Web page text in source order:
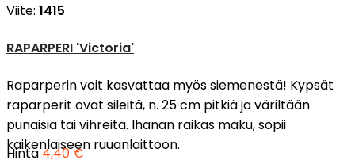
Viite: 1415
RAPARPERI 'Victoria'
Raparperin voit kasvattaa myös siemenestä! Kypsät
raparperit ovat sileitä, n. 25 cm pitkiä ja väriltään
punaisia tai vihreitä. Ihanan raikas maku, sopii
kaikenlaiseen ruuanlaittoon.
Hinta 4,40 €